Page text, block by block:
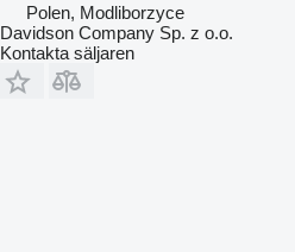
Polen, Modliborzyce
Davidson Company Sp. z o.o.
Kontakta säljaren